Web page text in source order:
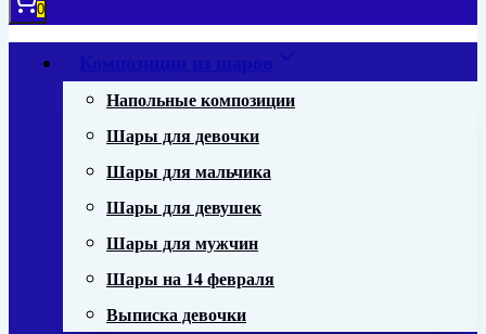
0
Композиции из шаров
Напольные композиции
Шары для девочки
Шары для мальчика
Шары для девушек
Шары для мужчин
Шары на 14 февраля
Выписка девочки